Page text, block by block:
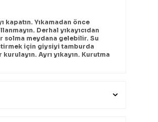
kapatın. Yıkamadan önce
Derhal yıkayıcıdan
solma meydana gelebilir. Su
için giysiyi tamburda
Ayrı yıkayın. Kurutma